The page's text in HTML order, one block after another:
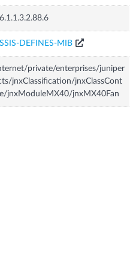
DEFINES-MIB
private/enterprises/juniper
jnxClassification/jnxClassCont
jnxModuleMX40/jnxMX40Fan